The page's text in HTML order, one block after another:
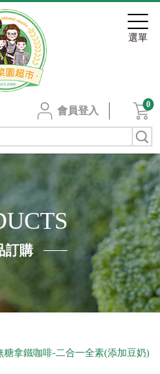
會員登入
0
訂購
糖拿鐵咖啡-二合一全素(添加豆奶)